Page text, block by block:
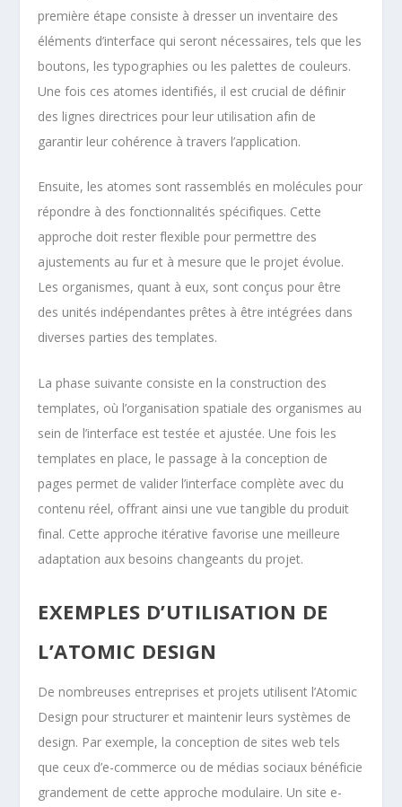
première étape consiste à dresser un inventaire des
éléments d’interface qui seront nécessaires, tels que les
boutons, les typographies ou les palettes de couleurs.
Une fois ces atomes identifiés, il est crucial de définir
des lignes directrices pour leur utilisation afin de
garantir leur cohérence à travers l’application.
Ensuite, les atomes sont rassemblés en molécules pour
répondre à des fonctionnalités spécifiques. Cette
approche doit rester flexible pour permettre des
ajustements au fur et à mesure que le projet évolue.
Les organismes, quant à eux, sont conçus pour être
des unités indépendantes prêtes à être intégrées dans
diverses parties des templates.
La phase suivante consiste en la construction des
templates, où l’organisation spatiale des organismes au
sein de l’interface est testée et ajustée. Une fois les
templates en place, le passage à la conception de
pages permet de valider l’interface complète avec du
contenu réel, offrant ainsi une vue tangible du produit
final. Cette approche itérative favorise une meilleure
adaptation aux besoins changeants du projet.
EXEMPLES D’UTILISATION DE
L’ATOMIC DESIGN
De nombreuses entreprises et projets utilisent l’Atomic
Design pour structurer et maintenir leurs systèmes de
design. Par exemple, la conception de sites web tels
que ceux d’e-commerce ou de médias sociaux bénéficie
grandement de cette approche modulaire. Un site e-